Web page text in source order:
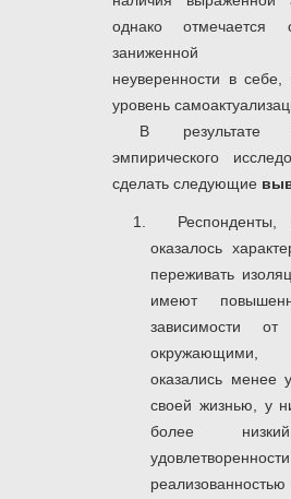
однако отмечается
заниженной
неуверенности в
уровень
В результате
эмпирического
сделать следующие
оказалось
переживать
имеют
зависимости
оказались менее
своей жизнью, у
более
удовлетворенности